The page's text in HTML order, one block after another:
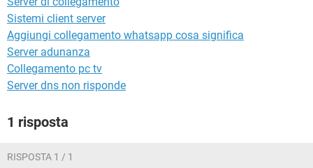
TIKTOK
Sistemi client server
Aggiungi collegamento whatsapp cosa significa
Server adunanza
Collegamento pc tv
Server dns non risponde
1 risposta
RISPOSTA 1 / 1